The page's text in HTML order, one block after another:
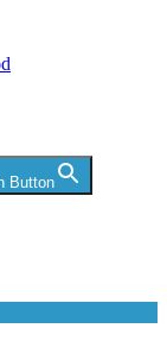
Button